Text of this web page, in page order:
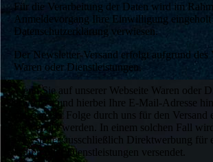
Für die Verarbeitung der Daten wird im
Anmeldevorgang Ihre Einwilligung eingeholt
Datenschutzerklärung verwiesen.
Der Newsletter-Versand erfolgt aufgrund des
Waren oder Dienstleistungen.
Wenn Sie auf unserer Webseite Waren oder
erwerben und hierbei Ihre E-Mail-Adresse
diese in der Folge durch uns für den Versand
verwendet werden. In einem solchen Fall
Newsletter ausschließlich Direktwerbung für
Waren oder Dienstleistungen versendet.